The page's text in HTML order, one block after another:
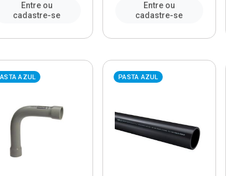
Entre ou
cadastre-se
Entre ou
cadastre-se
AZUL PASTA AZUL